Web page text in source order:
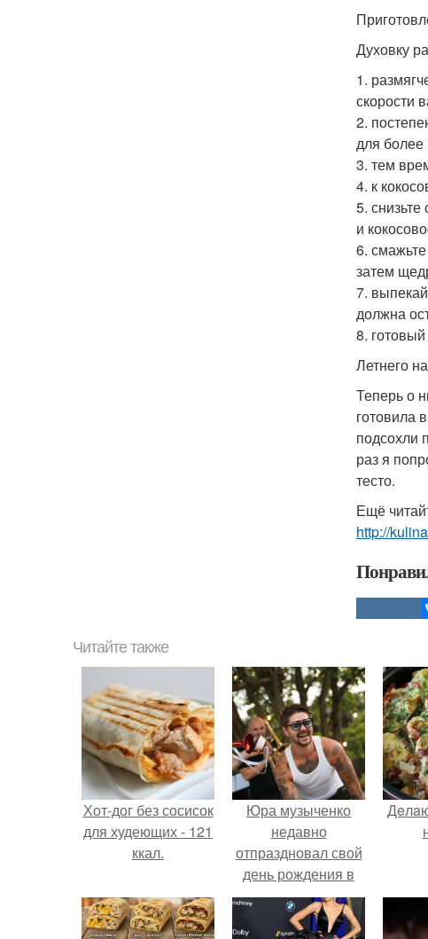
Духовку
1.
скорости
2.
для
3. тем
4. к
5.
и
6.
затем
7.
должна
8.
Летнего
Теперь о
готовила
подсохли
раз я
тесто.
Ещё
http://
Читайте также
Хот-дог без сосисок
для худеющих - 121
ккал.
Юра музыченко
недавно
отпраздновал свой
день рождения в
кругу самых
близких и родных